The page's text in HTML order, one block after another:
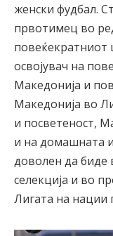
женски фудбал.
првотимец во
освојувач на
Македонија и
Македонија во
и посветеност,
и на домашната
доволен да биде
селекција и во
Лигата на нации